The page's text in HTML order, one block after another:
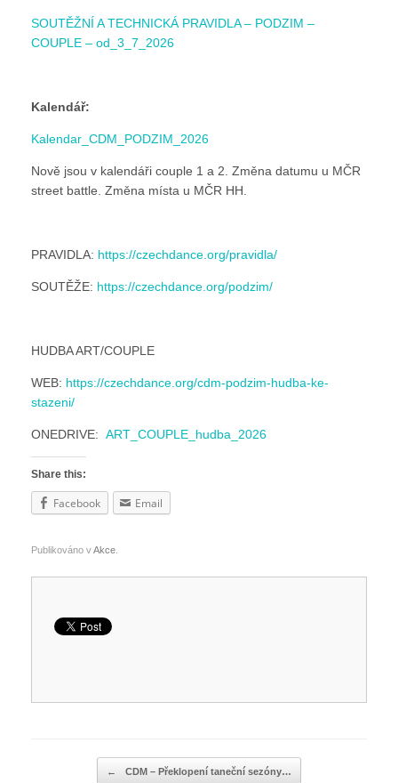
SOUTĚŽNÍ A TECHNICKÁ PRAVIDLA – PODZIM –
COUPLE – od_3_7_2026
Kalendář:
Kalendar_CDM_PODZIM_2026
Nově jsou v kalendáři couple 1 a 2. Změna datumu u MČR
street battle. Změna místa u MČR HH.
PRAVIDLA: https://czechdance.org/pravidla/
SOUTĚŽE: https://czechdance.org/podzim/
HUDBA ART/COUPLE
WEB: https://czechdance.org/cdm-podzim-hudba-ke-
stazeni/
ONEDRIVE: ART_COUPLE_hudba_2026
Share this:
Facebook Email
Publikováno vAkce
Navigace příspěvku
← CDM – Překlopení taneční sezóny…